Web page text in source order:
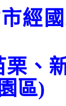
經
、
區)